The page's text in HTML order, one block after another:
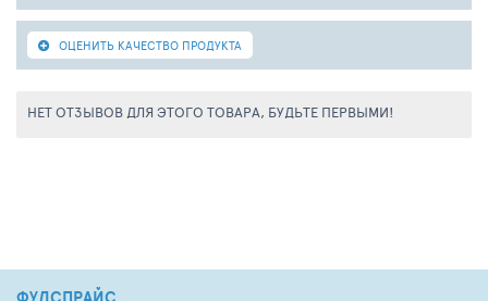
ОЦЕНИТЬ КАЧЕСТВО ПРОДУКТА
НЕТ ОТЗЫВОВ ДЛЯ ЭТОГО ТОВАРА, БУДЬТЕ ПЕРВЫМИ!